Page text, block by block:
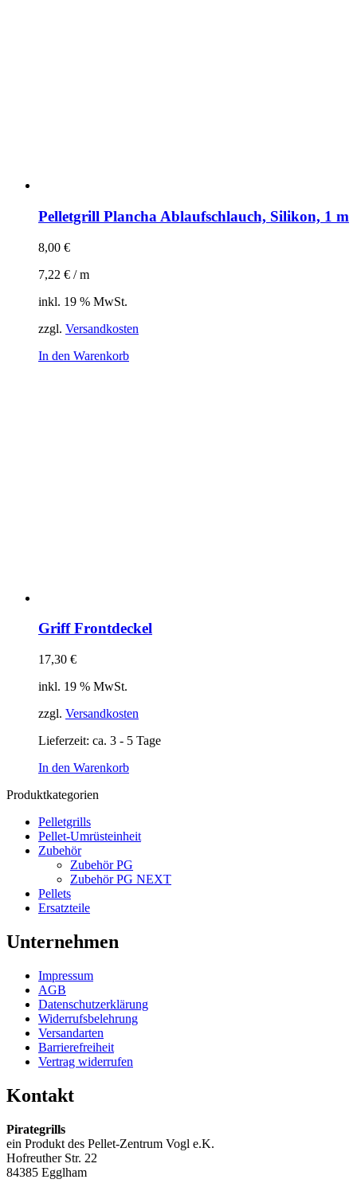
Pelletgrill Plancha Ablaufschlauch, Silikon, 1 m
8,00 €
7,22 € /m
inkl. 19 % MwSt.
zzgl. Versandkosten
In den Warenkorb
Griff Frontdeckel
17,30 €
inkl. 19 % MwSt.
zzgl. Versandkosten
Lieferzeit: ca. 3 - 5 Tage
In den Warenkorb
Produktkategorien
Pelletgrills
Pellet-Umrüsteinheit
Zubehör
Zubehör PG
Zubehör PG NEXT
Pellets
Ersatzteile
Unternehmen
Impressum
AGB
Datenschutzerklärung
Widerrufsbelehrung
Versandarten
Barrierefreiheit
Vertrag widerrufen
Kontakt
Pirategrills
ein Produkt des Pellet-Zentrum Vogl e.K.
Hofreuther Str. 22
84385 Egglham